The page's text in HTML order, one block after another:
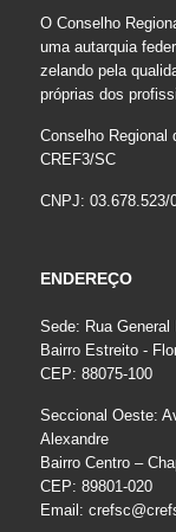
O Conselho
uma autarquia
zelando pela
próprias dos
Conselho Regional
CREF3/SC
CNPJ: 03.678.523/
ENDEREÇO
Sede: Rua
Bairro Estreito -
CEP: 88075-100
Seccional Oeste:
Alexandre
Bairro Centro –
CEP: 89801-020
Email: